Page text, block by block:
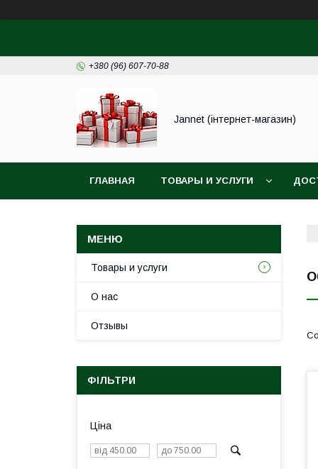
+380 (96) 607-70-88
Jannet (інтернет-магазин)
ГЛАВНАЯ ТОВАРЫ И УСЛУГИ
Товары и услуги
О нас
Отзывы
ФІЛЬТРИ
Ціна